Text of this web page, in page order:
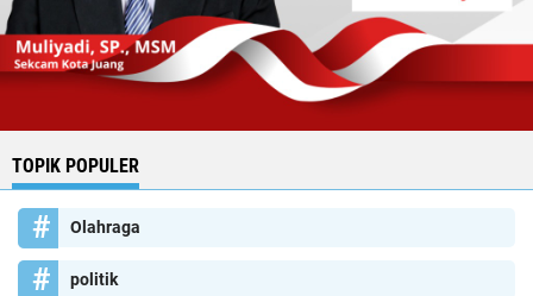
TOPIK POPULER
Olahraga
politik